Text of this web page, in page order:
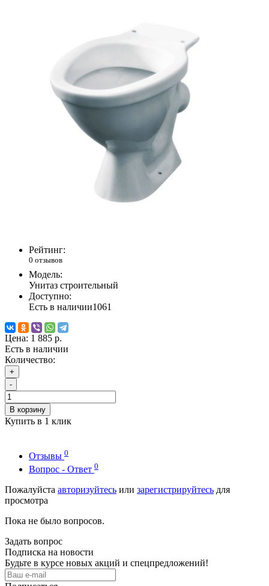
Рейтинг:
0 отзывов
Модель:
Унитаз строительный
Доступно:
Есть в наличии1061
Цена: 1 885 р.
Есть в наличии
Количество:
+
-
В корзину
Купить в 1 клик
Отзывы 0
Вопрос - Ответ 0
Пожалуйста авторизуйтесь или зарегистрируйтесь для
просмотра
Пока не было вопросов.
Задать вопрос
Подписка на новости
Будьте в курсе новых акций и спецпредложений!